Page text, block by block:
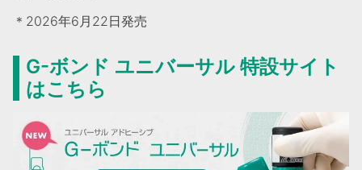
＊2026年6月22日発売
G-ボンド ユニバーサル 特設サイト
はこちら